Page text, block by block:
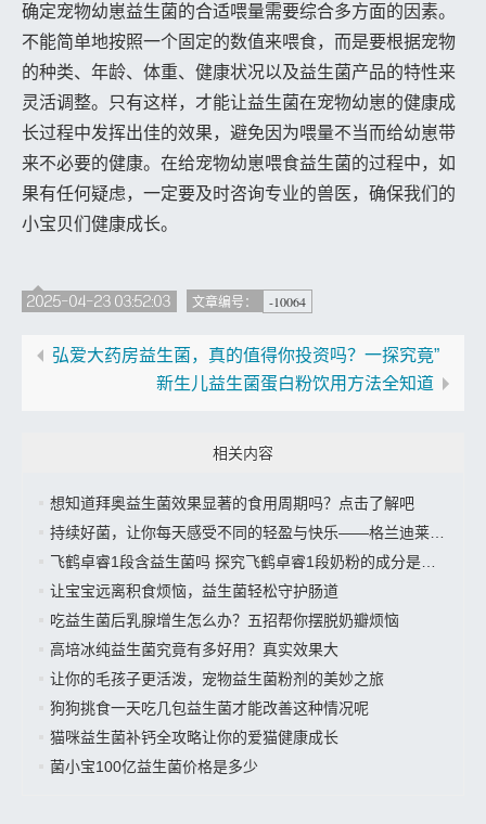
确定宠物幼崽益生菌的合适喂量需要综合多方面的因素。
不能简单地按照一个固定的数值来喂食，而是要根据宠物
的种类、年龄、体重、健康状况以及益生菌产品的特性来
灵活调整。只有这样，才能让益生菌在宠物幼崽的健康成
长过程中发挥出佳的效果，避免因为喂量不当而给幼崽带
来不必要的健康。在给宠物幼崽喂食益生菌的过程中，如
果有任何疑虑，一定要及时咨询专业的兽医，确保我们的
小宝贝们健康成长。
2025-04-23 03:52:03 文章编号： -10064
弘爱大药房益生菌，真的值得你投资吗？一探究竟”
新生儿益生菌蛋白粉饮用方法全知道
相关内容
想知道拜奥益生菌效果显著的食用周期吗？点击了解吧
持续好菌，让你每天感受不同的轻盈与快乐——格兰迪莱益生菌来袭”
飞鹤卓睿1段含益生菌吗 探究飞鹤卓睿1段奶粉的成分是否有益生菌
让宝宝远离积食烦恼，益生菌轻松守护肠道
吃益生菌后乳腺增生怎么办？五招帮你摆脱奶瓣烦恼
高培冰纯益生菌究竟有多好用？真实效果大
让你的毛孩子更活泼，宠物益生菌粉剂的美妙之旅
狗狗挑食一天吃几包益生菌才能改善这种情况呢
猫咪益生菌补钙全攻略让你的爱猫健康成长
菌小宝100亿益生菌价格是多少